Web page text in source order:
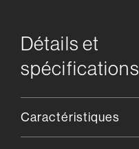
Détails et
spécifications
Caractéristiques